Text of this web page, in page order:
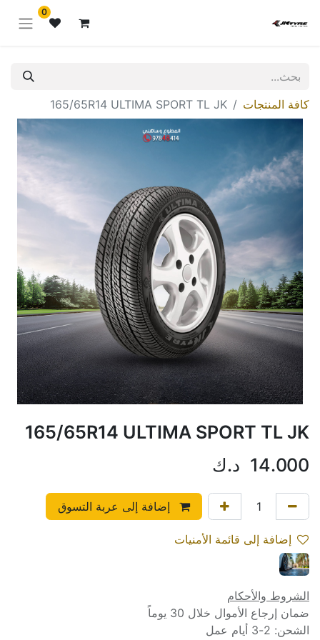
0
كافة المنتجات 165/65R14 ULTIMA SPORT TL JK
165/65R14 ULTIMA SPORT TL JK
14.000 د.ك
إضافة إلى عربة التسوق
إضافة إلى قائمة الأمنيات
الشروط والأحكام
ضمان إرجاع الأموال خلال 30 يوماً
الشحن: 2-3 أيام عمل